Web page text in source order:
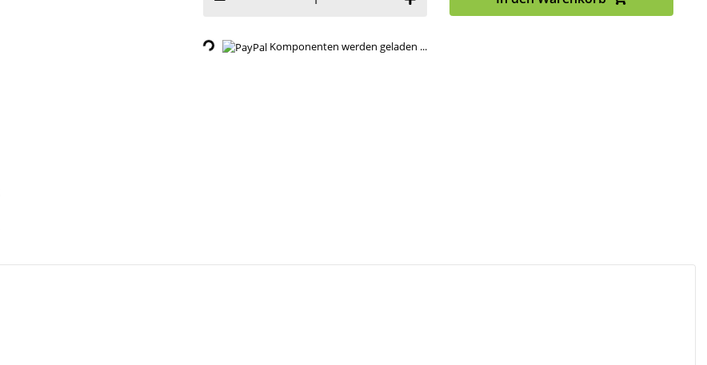
Loading... Komponenten werden geladen ...